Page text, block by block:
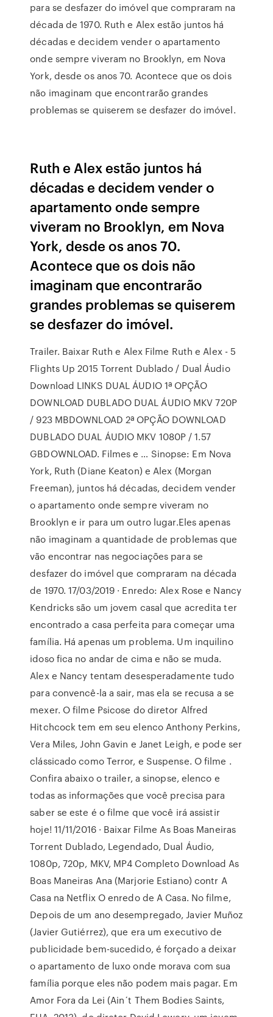
para se desfazer do imóvel que compraram na
década de 1970. Ruth e Alex estão juntos há
décadas e decidem vender o apartamento
onde sempre viveram no Brooklyn, em Nova
York, desde os anos 70. Acontece que os dois
não imaginam que encontrarão grandes
problemas se quiserem se desfazer do imóvel.
Ruth e Alex estão juntos há
décadas e decidem vender o
apartamento onde sempre
viveram no Brooklyn, em Nova
York, desde os anos 70.
Acontece que os dois não
imaginam que encontrarão
grandes problemas se quiserem
se desfazer do imóvel.
Trailer. Baixar Ruth e Alex Filme Ruth e Alex - 5
Flights Up 2015 Torrent Dublado / Dual Áudio
Download LINKS DUAL ÁUDIO 1ª OPÇÃO
DOWNLOAD DUBLADO DUAL ÁUDIO MKV 720P
/ 923 MBDOWNLOAD 2ª OPÇÃO DOWNLOAD
DUBLADO DUAL ÁUDIO MKV 1080P / 1.57
GBDOWNLOAD. Filmes e … Sinopse: Em Nova
York, Ruth (Diane Keaton) e Alex (Morgan
Freeman), juntos há décadas, decidem vender
o apartamento onde sempre viveram no
Brooklyn e ir para um outro lugar.Eles apenas
não imaginam a quantidade de problemas que
vão encontrar nas negociações para se
desfazer do imóvel que compraram na década
de 1970. 17/03/2019 · Enredo: Alex Rose e Nancy
Kendricks são um jovem casal que acredita ter
encontrado a casa perfeita para começar uma
família. Há apenas um problema. Um inquilino
idoso fica no andar de cima e não se muda.
Alex e Nancy tentam desesperadamente tudo
para convencê-la a sair, mas ela se recusa a se
mexer. O filme Psicose do diretor Alfred
Hitchcock tem em seu elenco Anthony Perkins,
Vera Miles, John Gavin e Janet Leigh, e pode ser
clássicado como Terror, e Suspense. O filme .
Confira abaixo o trailer, a sinopse, elenco e
todas as informações que você precisa para
saber se este é o filme que você irá assistir
hoje! 11/11/2016 · Baixar Filme As Boas Maneiras
Torrent Dublado, Legendado, Dual Áudio,
1080p, 720p, MKV, MP4 Completo Download As
Boas Maneiras Ana (Marjorie Estiano) contr A
Casa na Netflix O enredo de A Casa. No filme,
Depois de um ano desempregado, Javier Muñoz
(Javier Gutiérrez), que era um executivo de
publicidade bem-sucedido, é forçado a deixar
o apartamento de luxo onde morava com sua
família porque eles não podem mais pagar. Em
Amor Fora da Lei (Ain´t Them Bodies Saints,